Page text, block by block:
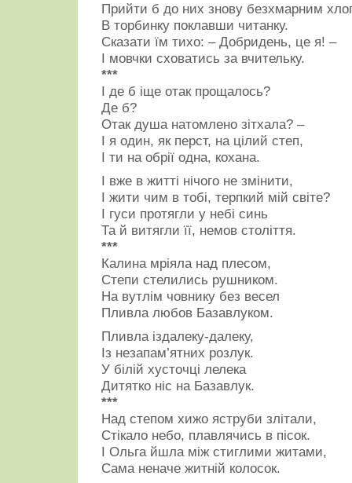
Прийти б до них знову безхмарним
В торбинку поклавши читанку.
Сказати їм тихо: – Добридень, це я! –
І мовчки сховатись за вчительку.
***
І де б іще отак прощалось?
Де б?
Отак душа натомлено зітхала? –
І я один, як перст, на цілий степ,
І ти на обрії одна, кохана.
І вже в житті нічого не змінити,
І жити чим в тобі, терпкий мій світе?
І гуси протягли у небі синь
Та й витягли її, немов століття.
***
Калина мріяла над плесом,
Степи стелились рушником.
На вутлім човнику без весел
Пливла любов Базавлуком.
Пливла іздалеку-далеку,
Із незапам’ятних розлук.
У білій хусточці лелека
Дитятко ніс на Базавлук.
***
Над степом хижо яструби злітали,
Стікало небо, плавлячись в пісок.
І Ольга йшла між стиглими житами,
Сама неначе житній колосок.